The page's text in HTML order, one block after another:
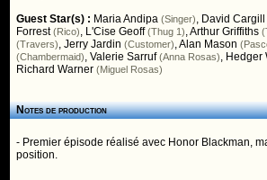
Guest Star(s) : Maria Andipa (Singer), David Cargill
Forrest (Rico), L'Cise Geoff (Thug 1),Arthur Griffiths
(Travers),Jerry Jardin (Customer),Alan Mason
(Chambermaid),Valerie Sarruf (Anna Rosas), Hedger
Richard Warner (Miguel Rosas)
Notes de production
- Premier épisode réalisé avec Honor Blackman,
position.